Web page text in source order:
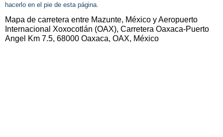
hacerlo en el pie de esta página.
Mapa de carretera entre Mazunte, México y Aeropuerto
Internacional Xoxocotlán (OAX), Carretera Oaxaca-Puerto
Angel Km 7.5, 68000 Oaxaca, OAX, México